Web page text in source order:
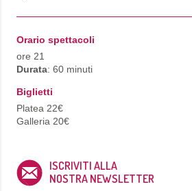
Orario spettacoli
ore 21
Durata: 60 minuti
Biglietti
Platea 22€
Galleria 20€
ISCRIVITI ALLA
NOSTRA NEWSLETTER